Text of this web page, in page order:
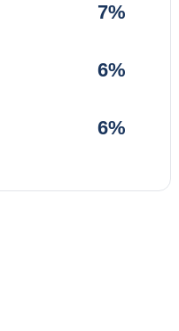
7%
6%
6%